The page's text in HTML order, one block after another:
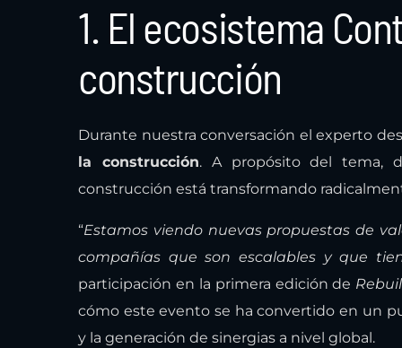
1. El ecosistema
construcción
Durante nuestra conversación el experto
la construcción. A propósito del tema,
construcción está transformando
“Estamos viendo nuevas propuestas de
compañías que son escalables y que
participación en la primera edición de
cómo este evento se ha convertido en un
y la generación de sinergias a nivel global.